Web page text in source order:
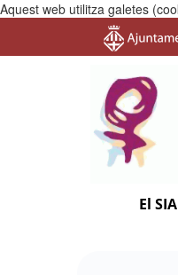
Aquest web utilitza galetes
El